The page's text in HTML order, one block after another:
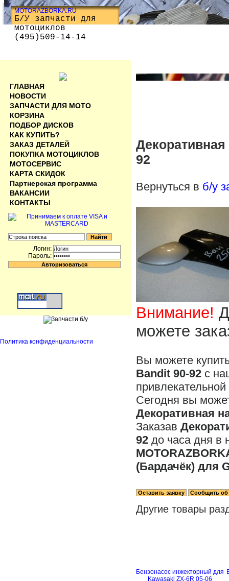
MOTORAZBORKA.RU
Б/У запчасти для
мотоциклов
(495)509-14-14
92
Вернуться в б/у
Внимание!
можете
Вы можете
Bandit 90-92 с
Сегодня вы
Декоративная
Заказав
92 до часа дня в
(Бардачёк) для
Другие товары
Бензонасос инжекторный для
Kawasaki ZX-6R 05-06
ГЛАВНАЯ
НОВОСТИ
ЗАПЧАСТИ ДЛЯ МОТО
КОРЗИНА
ПОДБОР ДИСКОВ
КАК КУПИТЬ?
ЗАКАЗ ДЕТАЛЕЙ
ПОКУПКА МОТОЦИКЛОВ
МОТОСЕРВИС
КАРТА СКИДОК
Партнерская программа
ВАКАНСИИ
КОНТАКТЫ
Логин:
Пароль:
Политика конфиденциальности